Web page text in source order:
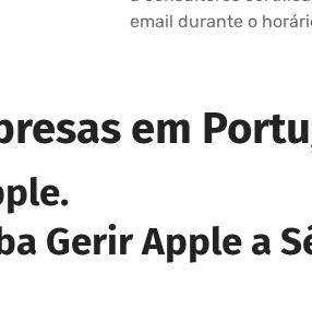
email durante o
em
Gerir Apple a